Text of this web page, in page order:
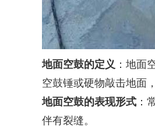
地面空鼓的定义 ：地面
空鼓锤或硬物敲击地面
地面空鼓的表现形式 ：
伴有裂缝。